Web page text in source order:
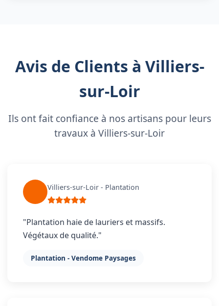
Avis de Clients à Villiers-
sur-Loir
Ils ont fait confiance à nos artisans pour leurs
travaux à Villiers-sur-Loir
Villiers-sur-Loir - Plantation
"Plantation haie de lauriers et massifs.
Végétaux de qualité."
Plantation - Vendome Paysages